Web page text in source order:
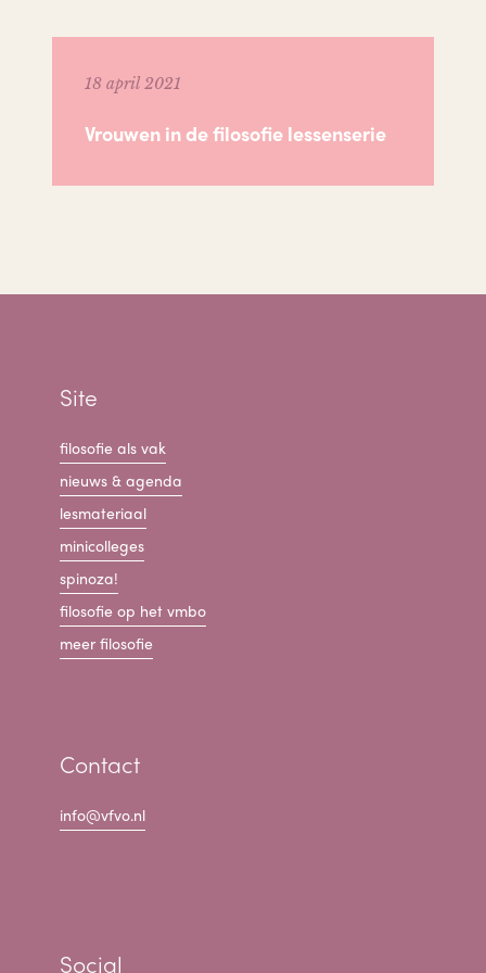
18 april 2021
Vrouwen in de filosofie lessenserie
Site
filosofie als vak
nieuws & agenda
lesmateriaal
minicolleges
spinoza!
filosofie op het vmbo
meer filosofie
Contact
info@vfvo.nl
Social